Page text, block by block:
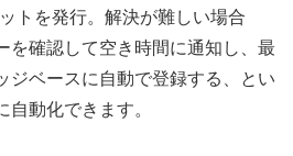
トを発行。解決が難しい場合
を確認して空き時間に通知し、最
ジベースに自動で登録する、とい
自動化できます。